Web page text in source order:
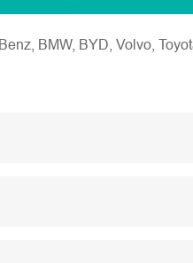
BMW, BYD, Volvo,